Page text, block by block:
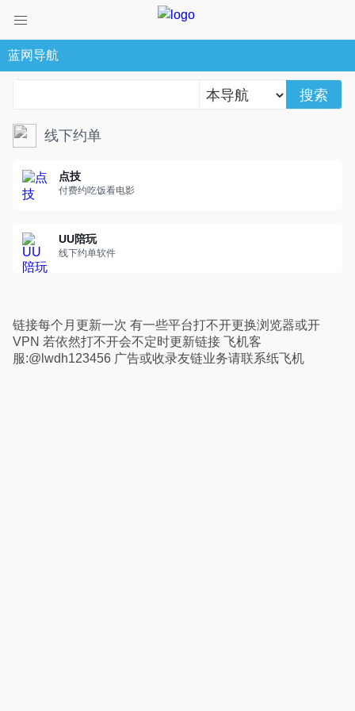
蓝网导航
搜索
线下约单
点技
付费约吃饭看电影
UU陪玩
线下约单软件
链接每个月更新一次 有一些平台打不开更换浏览器或开
VPN 若依然打不开会不定时更新链接 飞机客
服:@lwdh123456 广告或收录友链业务请联系纸飞机